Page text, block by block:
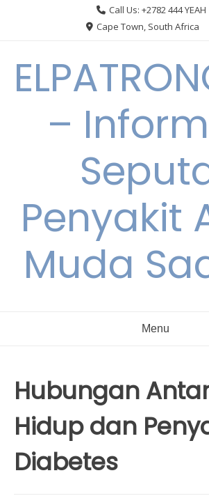
Call Us: +2782 444 YEAH
Cape Town, South Africa
–
Penyakit
Muda
Menu
Hubungan
Hidup dan
Diabetes